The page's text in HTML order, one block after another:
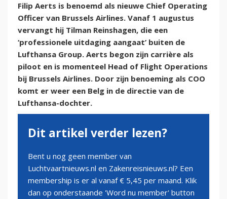
Filip Aerts is benoemd als nieuwe Chief Operating
Officer van Brussels Airlines. Vanaf 1 augustus
vervangt hij Tilman Reinshagen, die een
‘professionele uitdaging aangaat’ buiten de
Lufthansa Group. Aerts begon zijn carrière als
piloot en is momenteel Head of Flight Operations
bij Brussels Airlines. Door zijn benoeming als COO
komt er weer een Belg in de directie van de
Lufthansa-dochter.
Dit artikel verder lezen?
Bent u nog geen member van
Luchtvaartnieuws.nl en Zakenreisnieuws.nl? Een
membership is er al vanaf € 5,45 per maand. Klik
dan op onderstaande 'Word nu member' button